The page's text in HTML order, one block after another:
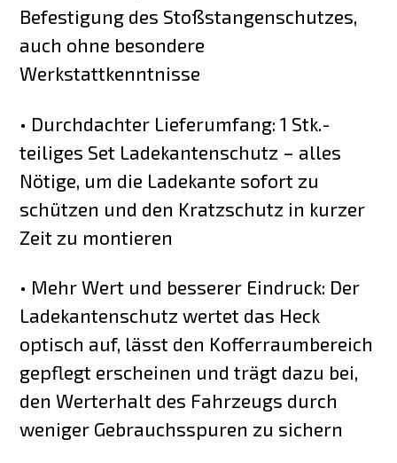
Befestigung des Stoßstangenschutzes,
auch ohne besondere
Werkstattkenntnisse
• Durchdachter Lieferumfang: 1 Stk.-
teiliges Set Ladekantenschutz – alles
Nötige, um die Ladekante sofort zu
schützen und den Kratzschutz in kurzer
Zeit zu montieren
• Mehr Wert und besserer Eindruck: Der
Ladekantenschutz wertet das Heck
optisch auf, lässt den Kofferraumbereich
gepflegt erscheinen und trägt dazu bei,
den Werterhalt des Fahrzeugs durch
weniger Gebrauchsspuren zu sichern